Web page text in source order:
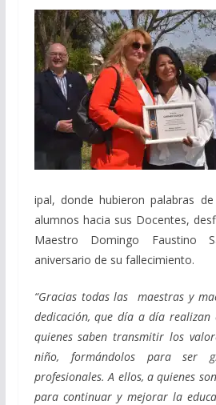
ipal, donde hubieron palabras
alumnos hacia sus Docentes,
Maestro Domingo
aniversario de su fallecimiento.
“Gracias todas las maestras y
dedicación, que día a día
quienes saben transmitir los
niño, formándolos para ser
profesionales. A ellos, a quienes
para continuar y mejorar la